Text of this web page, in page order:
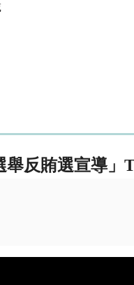
舉反賄選宣導」